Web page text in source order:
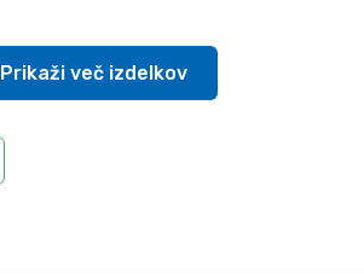
Prikaži več izdelkov